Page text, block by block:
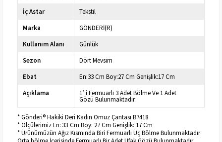
İç Astar
Tekstil
Marka
GÖNDERİ(R)
Kullanım Alanı
Günlük
Sezon
Dört Mevsim
Ebat
En:33 Cm Boy:27 Cm Genişlik:17 Cm
Açıklama
1’ i Fermuarlı 3 Adet Bölme Ve 1 Adet
Gözü Bulunmaktadır.
* Gönderi® Hakiki Deri Kadın Omuz Çantası B7418
* Ölçülerimiz En: 33 Cm Boy: 27 Cm Genişlik: 17 Cm
* Ürünümüzün Ağız Kısmında Biri Fermuarlı Üç Bölme Bulunmaktadır
Orta bölme İçerisinde Fermuarlı Bir Adet Ufak Gözü Bulunmaktadır.